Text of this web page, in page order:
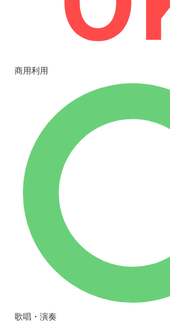
商用利用
歌唱・演奏